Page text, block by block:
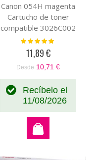
Canon 054H magenta
Cartucho de toner
compatible 3026C002
(XL)
Valoración:
11,89 €
Desde 10,71 €
Recíbelo el
11/08/2026